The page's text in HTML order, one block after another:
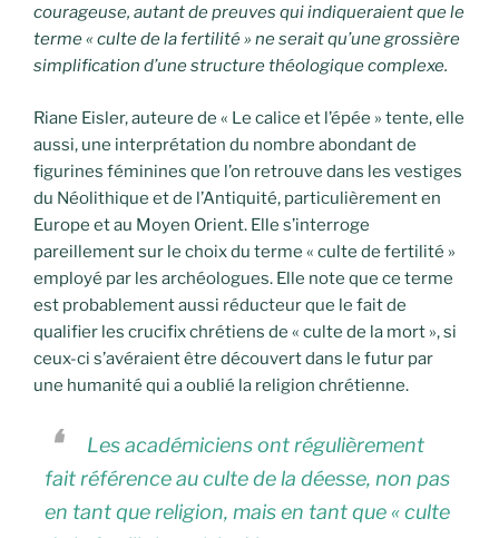
courageuse, autant de preuves qui indiqueraient que le
terme « culte de la fertilité » ne serait qu’une grossière
simplification d’une structure théologique complexe.
Riane Eisler, auteure de « Le calice et l’épée » tente, elle
aussi, une interprétation du nombre abondant de
figurines féminines que l’on retrouve dans les vestiges
du Néolithique et de l’Antiquité, particulièrement en
Europe et au Moyen Orient. Elle s’interroge
pareillement sur le choix du terme « culte de fertilité »
employé par les archéologues. Elle note que ce terme
est probablement aussi réducteur que le fait de
qualifier les crucifix chrétiens de « culte de la mort », si
ceux-ci s’avéraient être découvert dans le futur par
une humanité qui a oublié la religion chrétienne.
Les académiciens ont régulièrement
fait référence au culte de la déesse, non pas
en tant que religion, mais en tant que « culte